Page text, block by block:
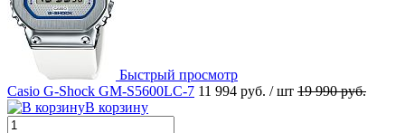
Быстрый просмотр
Casio G-Shock GM-S5600LC-7 11 994 руб. / шт 19 990 руб.
В корзину